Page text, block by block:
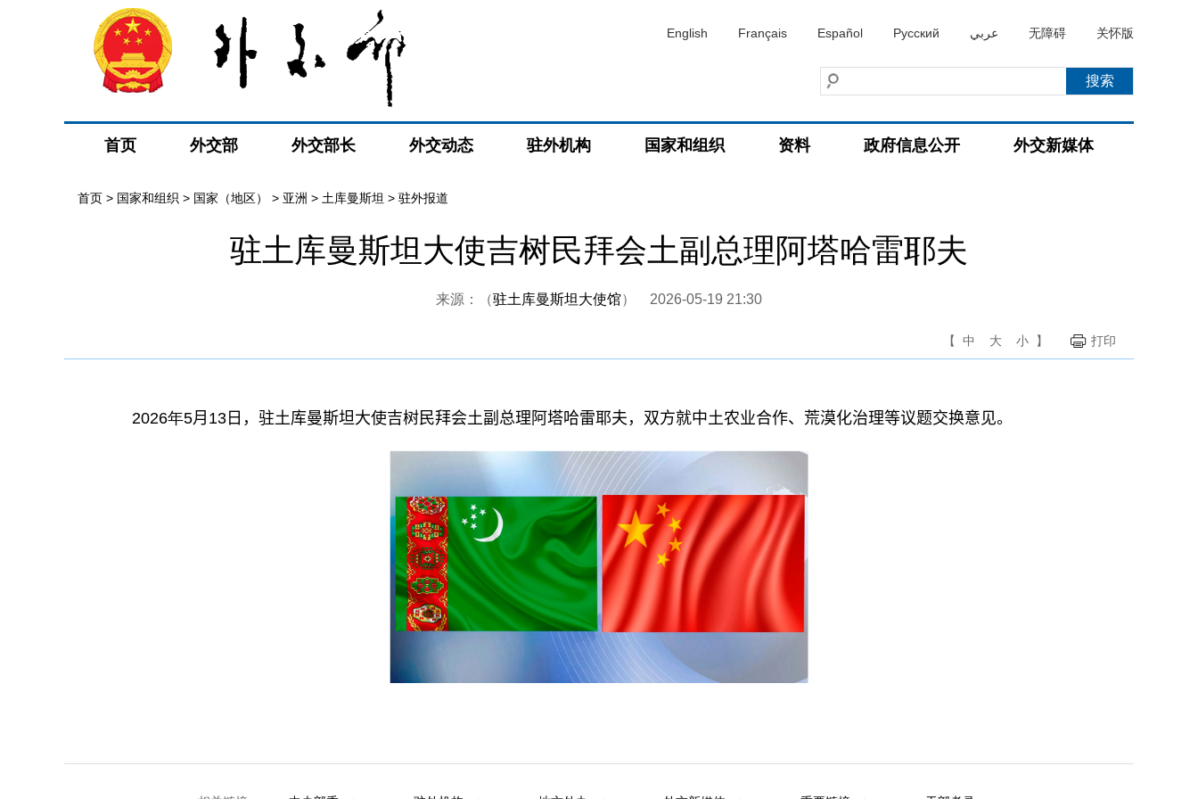
English Français Español Русский عربي 无障碍 关怀版
首页 外交部 外交部长 外交动态 驻外机构 国家和组织 资料 政府信息公开 外交新媒体
首页 > 国家和组织 > 国家（地区） > 亚洲 > 土库曼斯坦 > 驻外报道
​驻土库曼斯坦大使吉树民拜会土副总理阿塔哈雷耶夫
来源：（驻土库曼斯坦大使馆） 2026-05-19 21:30
【 中 大 小 】 打印
2026年5月 13 日，驻土库曼斯坦大使吉树民拜会土副总理阿塔哈雷耶夫，双方就中土农业合作、荒漠化治理等议题交换意见。